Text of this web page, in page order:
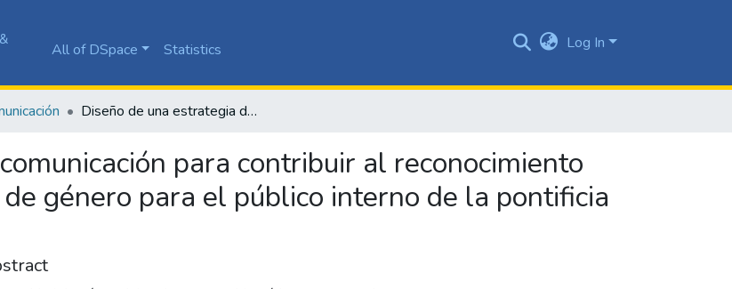
All of DSpace Statistics Log In
Diseño de una estrategia de comunicación para contribuir al reconocimiento del lenguaje con perspectiva de género para el público interno de la pontificia Universidad Javeriana Cali
para contribuir al reconocimiento
género para el público interno de la pontificia